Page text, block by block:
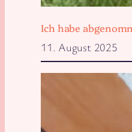
Ich habe
11. August 2025